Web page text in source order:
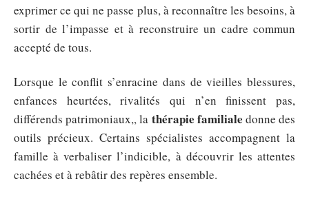
exprimer ce qui ne passe plus, à reconnaître les besoins, à
sortir de l’impasse et à reconstruire un cadre commun
accepté de tous.
Lorsque le conflit s’enracine dans de vieilles blessures,
enfances heurtées, rivalités qui n’en finissent pas,
différends patrimoniaux,, la thérapie familiale donne des
outils précieux. Certains spécialistes accompagnent la
famille à verbaliser l’indicible, à découvrir les attentes
cachées et à rebâtir des repères ensemble.